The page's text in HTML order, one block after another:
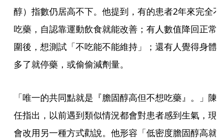
醇）指數仍居高不下。他提到，有的患者2年來完全
吃藥，自認靠運動飲食就能改善；有人數值降回正常
圍後，想測試「不吃能不能維持」；還有人覺得身體
多了就停藥，或偷偷減劑量。
「唯一的共同點就是『膽固醇高但不想吃藥』。」陳
任指出，以前遇到類似情況都會對患者感到生氣，現
會改用另一種方式勸說。他形容「低密度膽固醇高就